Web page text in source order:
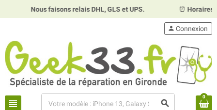
Nous faisons relais DHL, GLS et UPS. Horaires :Mardi,
view_headline search
person Connexion
0